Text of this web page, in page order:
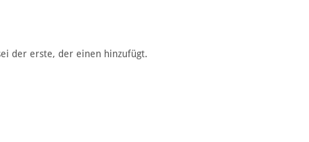
der erste, der einen hinzufügt.